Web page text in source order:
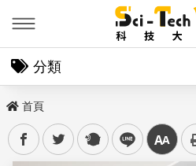
分類
首頁
facebooktwitter plurk line 中